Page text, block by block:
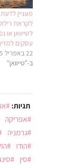
מעניין לדעת
לקראת
לטייוואן או
עסקים
22 באפריל 2025
ב-"טייוואן"
תגיות:
אפריקה
גרמניה
הודו
סין